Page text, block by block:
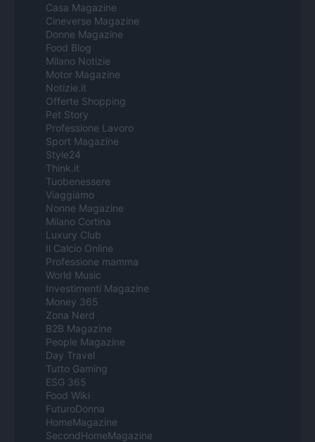
Casa Magazine
Cineverse Magazine
Donne Magazine
Food Blog
Milano Notizie
Motor Magazine
Notizie.it
Offerte Shopping
Pet Story
Professione Lavoro
Sport Magazine
Style24
Think.it
Tuobenessere
Viaggiamo
Nonne Magazine
Milano Cortina
Luxury Club
Il Calcio Online
Professione mamma
World Music
Investimenti Magazine
Money 365
Zona Nerd
B2B Magazine
People Magazine
Day Travel
Tutto Gaming
ESG 365
Food Wiki
FuturoDonna
HomeMagazine
SecondHomeMagazine